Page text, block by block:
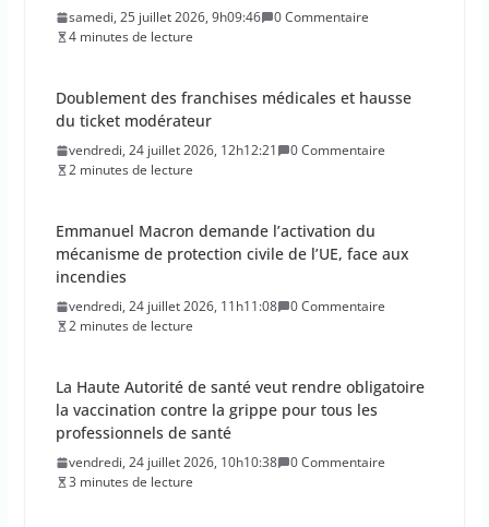
samedi, 25 juillet 2026, 9h09:46
0 Commentaire
4 minutes de lecture
Doublement des franchises médicales et hausse
du ticket modérateur
vendredi, 24 juillet 2026, 12h12:21
0 Commentaire
2 minutes de lecture
Emmanuel Macron demande l’activation du
mécanisme de protection civile de l’UE, face aux
incendies
vendredi, 24 juillet 2026, 11h11:08
0 Commentaire
2 minutes de lecture
La Haute Autorité de santé veut rendre obligatoire
la vaccination contre la grippe pour tous les
professionnels de santé
vendredi, 24 juillet 2026, 10h10:38
0 Commentaire
3 minutes de lecture